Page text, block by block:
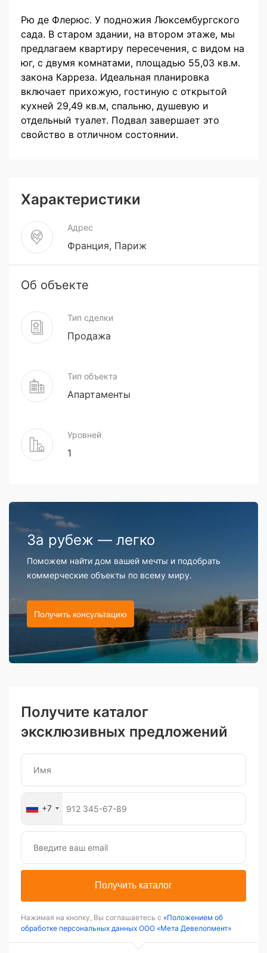
Рю де Флерюс. У подножия Люксембургского
сада. В старом здании, на втором этаже, мы
предлагаем квартиру пересечения, с видом на
юг, с двумя комнатами, площадью 55,03 кв.м.
закона Карреза. Идеальная планировка
включает прихожую, гостиную с открытой
кухней 29,49 кв.м, спальню, душевую и
отдельный туалет. Подвал завершает это
свойство в отличном состоянии.
Характеристики
Адрес
Франция, Париж
Об объекте
Тип сделки
Продажа
Тип объекта
Апартаменты
Уровней
1
За рубеж — легко
Поможем найти дом вашей мечты и подобрать
коммерческие объекты по всему миру.
Получить консультацию
Получите каталог
эксклюзивных предложений
+7
Получить каталог
Нажимая на кнопку, Вы соглашаетесь с «Положением об
обработке персональных данных ООО «Мета Девелопмент»